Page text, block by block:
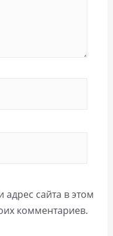
сайта в этом
комментариев.